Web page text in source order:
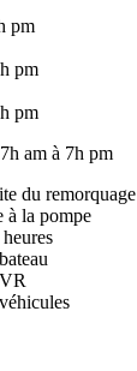
pm
pm
pm
am à 7h pm
du remorquage
à la pompe